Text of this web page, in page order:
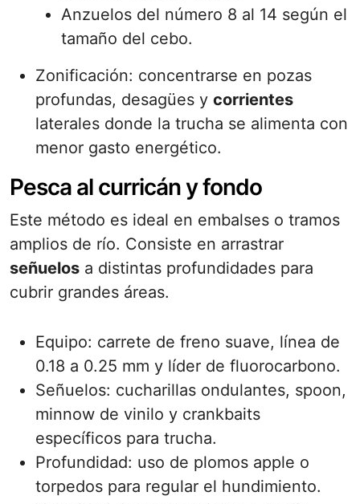
Anzuelos del número 8 al 14 según el
tamaño del cebo.
Zonificación: concentrarse en pozas
profundas, desagües y corrientes
laterales donde la trucha se alimenta con
menor gasto energético.
Pesca al curricán y fondo
Este método es ideal en embalses o tramos
amplios de río. Consiste en arrastrar
señuelos a distintas profundidades para
cubrir grandes áreas.
Equipo: carrete de freno suave, línea de
0.18 a 0.25 mm y líder de fluorocarbono.
Señuelos: cucharillas ondulantes, spoon,
minnow de vinilo y crankbaits
específicos para trucha.
Profundidad: uso de plomos apple o
torpedos para regular el hundimiento.